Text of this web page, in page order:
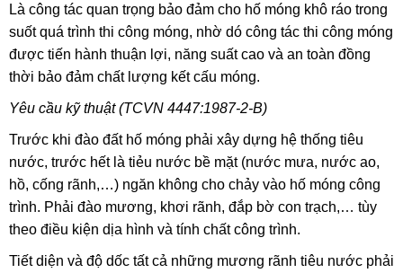
Là công tác quan trọng bảo đảm cho hố móng khô ráo trong
suốt quá trình thi công móng, nhờ dó công tác thi công móng
được tiến hành thuận lợi, năng suất cao và an toàn đồng
thời bảo đảm chất lượng kết cấu móng.
Yêu cầu kỹ thuật (TCVN 4447:1987-2-B)
Trước khi đào đất hố móng phải xây dựng hệ thống tiêu
nước, trước hết là tiẻu nước bề mặt (nước mưa, nước ao,
hồ, cống rãnh,…) ngăn không cho chảy vào hố móng công
trình. Phải đào mương, khơi rãnh, đắp bờ con trạch,… tùy
theo điều kiện dịa hình và tính chất công trình.
Tiết diện và độ dốc tất cả những mương rãnh tiêu nước phải